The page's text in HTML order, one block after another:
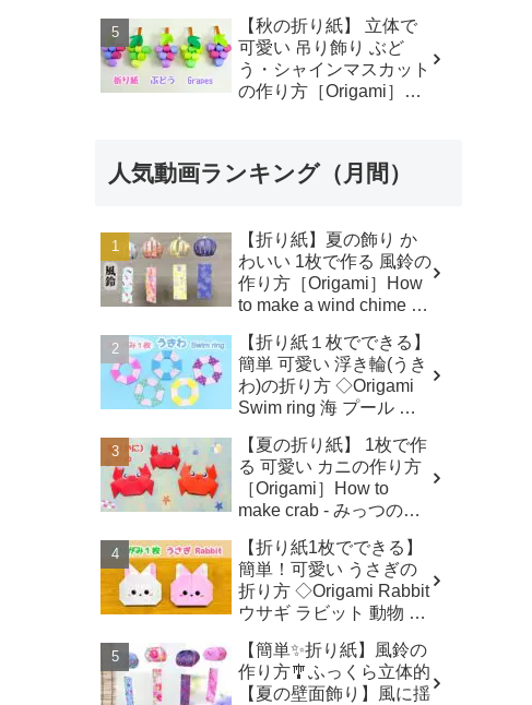
muscat. - はなみこと
【秋の折り紙】 立体で
可愛い 吊り飾り ぶど
う・シャインマスカット
の作り方［Origami］
人気動画ランキング（月間）
【折り紙】夏の飾り か
わいい 1枚で作る 風鈴の
作り方［Origami］How
to make a wind chime -
【折り紙１枚でできる】
簡単 可愛い 浮き輪(うき
わ)の折り方 ◇Origami
Swim ring 海 プール 水
ざ Origami-plaza
【夏の折り紙】 1枚で作
る 可愛い カニの作り方
［Origami］How to
make crab - みっつのお
【折り紙1枚でできる】
簡単！可愛い うさぎの
折り方 ◇Origami Rabbit
ウサギ ラビット 動物 春
マル animal◇ - おりがみ
ぷらざ Origami-plaza
【簡単✨折り紙】風鈴の
作り方🎐ふっくら立体的
【夏の壁面飾り】風に揺